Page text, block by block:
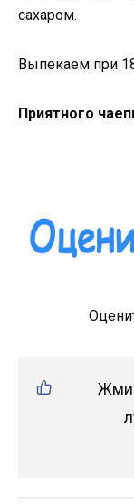
сахаром.
Выпекаем при
Приятного
Жми